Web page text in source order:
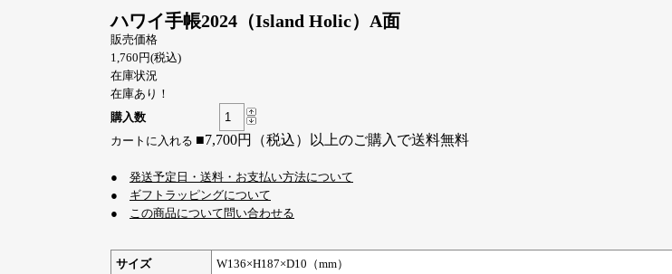
ハワイ手帳2024（Island Holic）A面
販売価格
1,760円(税込)
在庫状況
在庫あり！
購入数
■7,700円（税込）以上のご購入で送料無料
● 発送予定日・送料・お支払い方法について
● ギフトラッピングについて
● この商品について問い合わせる
サイズ W136×H187×D10（mm）